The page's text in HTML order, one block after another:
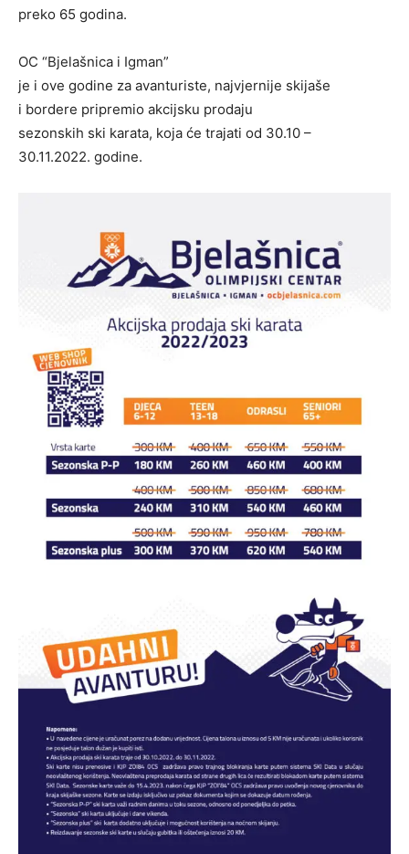
preko 65 godina.
OC “Bjelašnica i Igman”
je i ove godine za avanturiste, najvjernije skijaše
i bordere pripremio akcijsku prodaju
sezonskih ski karata, koja će trajati od 30.10 –
30.11.2022. godine.